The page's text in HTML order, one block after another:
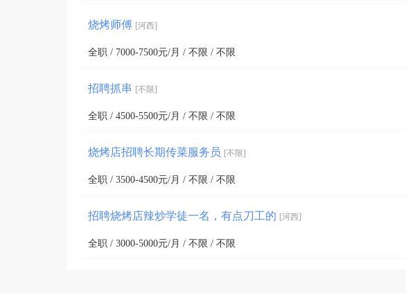
烧烤师傅 [河西]
全职 / 7000-7500元/月 / 不限 / 不限
招聘抓串 [不限]
全职 / 4500-5500元/月 / 不限 / 不限
烧烤店招聘长期传菜服务员 [不限]
全职 / 3500-4500元/月 / 不限 / 不限
招聘烧烤店辣炒学徒一名，有点刀工的 [河西]
全职 / 3000-5000元/月 / 不限 / 不限